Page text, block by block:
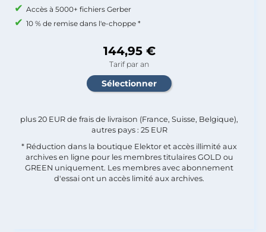
Accès à 5000+ fichiers Gerber
10 % de remise dans l'e-choppe *
144,95 €
Tarif par an
plus 20 EUR de frais de livraison (France, Suisse, Belgique),
autres pays : 25 EUR
* Réduction dans la boutique Elektor et accès illimité aux
archives en ligne pour les membres titulaires GOLD ou
GREEN uniquement. Les membres avec abonnement
d'essai ont un accès limité aux archives.